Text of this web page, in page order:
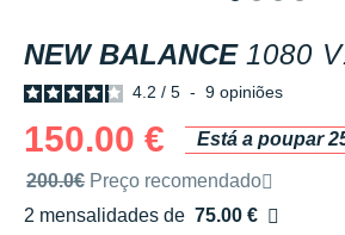
NEW BALANCE 1080
4.2 / 5 - 9 opiniões
150.00 €
Está a poupar
Preço de venda recomendado pela
200.0€ Preço recomendado
2 mensalidades de 75.00 €
sem custos